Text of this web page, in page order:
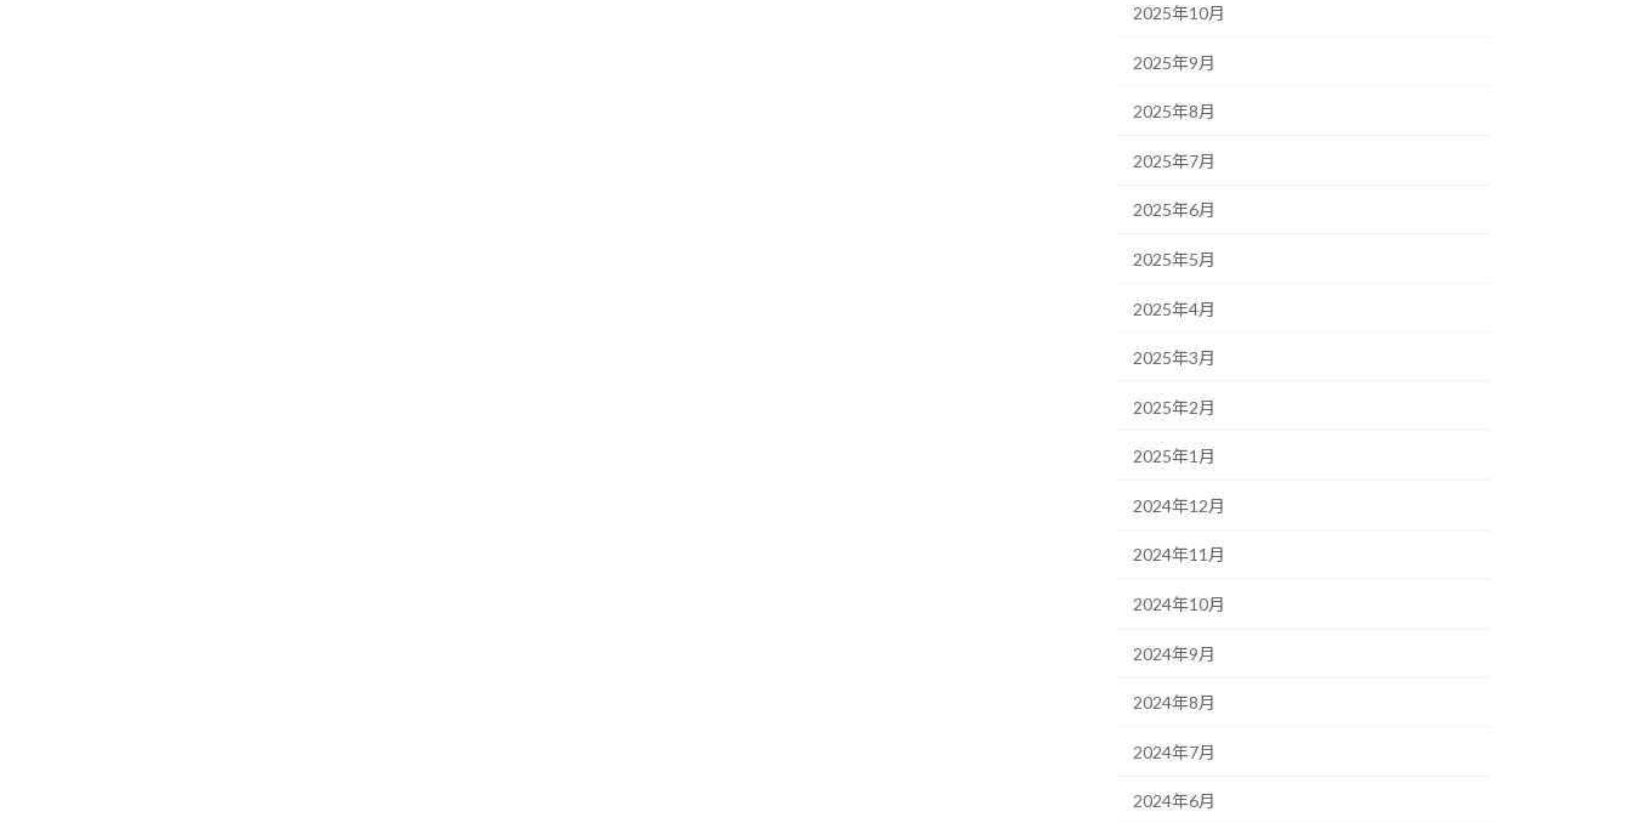
2025年10月
2025年9月
2025年8月
2025年7月
2025年6月
2025年5月
2025年4月
2025年3月
2025年2月
2025年1月
2024年12月
2024年11月
2024年10月
2024年9月
2024年8月
2024年7月
2024年6月